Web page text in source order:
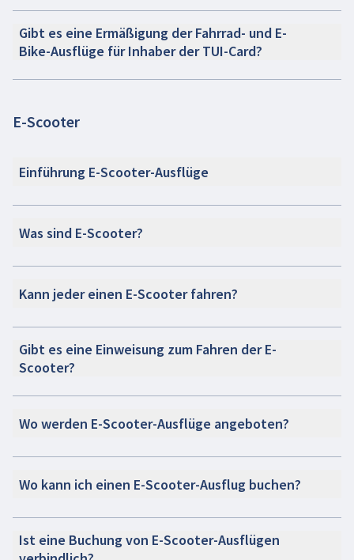
Gibt es eine Ermäßigung der Fahrrad- und E-
Bike-Ausflüge für Inhaber der TUI-Card?
E-Scooter
Einführung E-Scooter-Ausflüge
Was sind E-Scooter?
Kann jeder einen E-Scooter fahren?
Gibt es eine Einweisung zum Fahren der E-
Scooter?
Wo werden E-Scooter-Ausflüge angeboten?
Wo kann ich einen E-Scooter-Ausflug buchen?
Ist eine Buchung von E-Scooter-Ausflügen